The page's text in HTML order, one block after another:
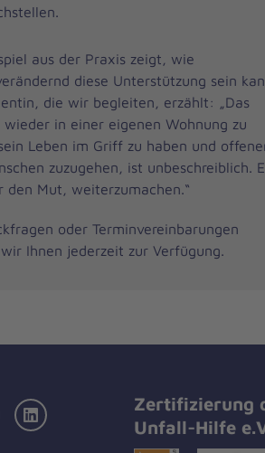
aus der Praxis zeigt, wie
diese Unterstützung sein
die wir begleiten, erzählt: „Das
wieder in einer eigenen Wohnung zu
Leben im Griff zu haben und
zuzugehen, ist unbeschreiblich.
den Mut, weiterzumachen.“
oder Terminvereinbarungen
Ihnen jederzeit zur Verfügung.
LinkedIn
Zertifizierung
Unfall-Hilfe